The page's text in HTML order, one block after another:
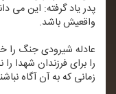
پدر یاد گرفته: این می‌
واقعیش باشد.
عادله شیرودی جنگ را
را برای فرزندان شهدا
زمانی كه به آن آگاه